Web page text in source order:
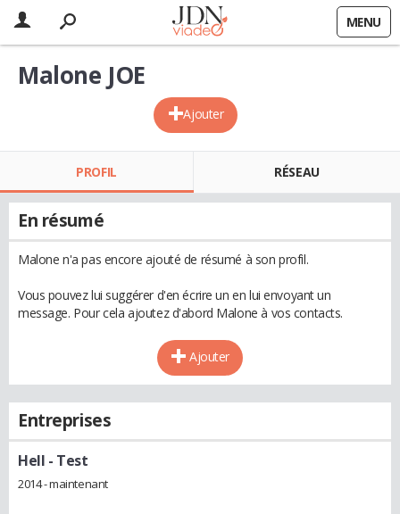
MENU
Ajouter
Malone JOE
PROFIL RÉSEAU
En résumé
Malone n'a pas encore ajouté de résumé à son profil.
Vous pouvez lui suggérer d'en écrire un en lui envoyant un
message. Pour cela ajoutez d'abord Malone à vos contacts.
Ajouter
Entreprises
Hell - Test
2014 - maintenant